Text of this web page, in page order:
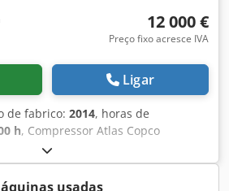
12 000 €
Preço fixo acresce IVA
Ligar
de fabrico: 2014, horas de
h, Compressor Atlas Copco
e silencioso (somos
Principais características: Pressão
l/min Potência: 110 kW / 150 cv
usadas